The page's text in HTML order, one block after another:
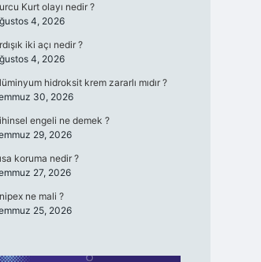
Kurt olayı nedir ?
4, 2026
iki açı nedir ?
4, 2026
hidroksit krem zararlı mıdır ?
30, 2026
engeli ne demek ?
29, 2026
koruma nedir ?
27, 2026
ne mali ?
25, 2026